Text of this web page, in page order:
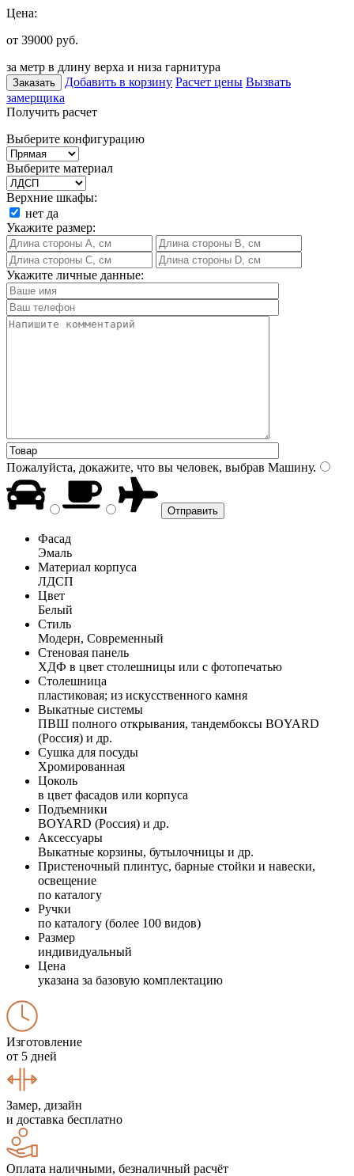
Цена:
от 39000 руб.
за метр в длину верха и низа гарнитура
Заказать Добавить в корзину Расчет цены Вызвать
замерщика
Получить расчет
Выберите конфигурацию
Выберите материал
Верхние шкафы:
нет да
Укажите размер:
Укажите личные данные:
Пожалуйста, докажите, что вы человек, выбрав Машину.
Фасад
Эмаль
Материал корпуса
ЛДСП
Цвет
Белый
Стиль
Модерн, Современный
Стеновая панель
ХДФ в цвет столешницы или с фотопечатью
Столешница
пластиковая; из искусственного камня
Выкатные системы
ПВШ полного открывания, тандембоксы BOYARD
(Россия) и др.
Сушка для посуды
Хромированная
Цоколь
в цвет фасадов или корпуса
Подъемники
BOYARD (Россия) и др.
Аксессуары
Выкатные корзины, бутылочницы и др.
Пристеночный плинтус, барные стойки и навески,
освещение
по каталогу
Ручки
по каталогу (более 100 видов)
Размер
индивидуальный
Цена
указана за базовую комплектацию
Изготовление
от 5 дней
Замер, дизайн
и доставка бесплатно
Оплата наличными, безналичный расчёт